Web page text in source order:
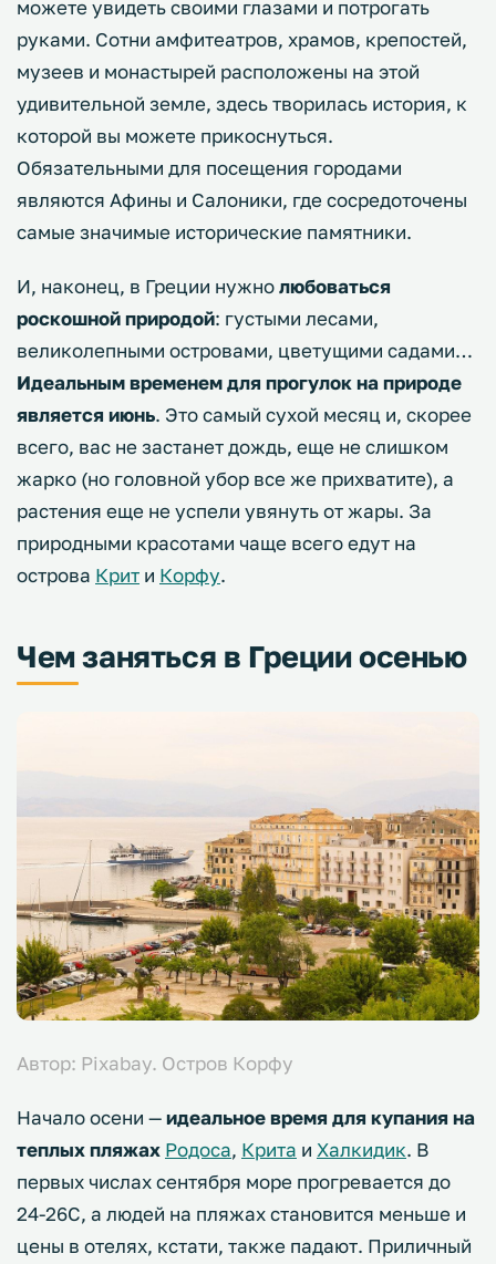
можете увидеть своими глазами и потрогать
руками. Сотни амфитеатров, храмов, крепостей,
музеев и монастырей расположены на этой
удивительной земле, здесь творилась история, к
которой вы можете прикоснуться.
Обязательными для посещения городами
являются Афины и Салоники, где сосредоточены
самые значимые исторические памятники.
И, наконец, в Греции нужнолюбоваться
роскошной природой: густыми лесами,
великолепными островами, цветущими садами…
Идеальным временем для прогулок на природе
является июнь. Это самый сухой месяц и, скорее
всего, вас не застанет дождь, еще не слишком
жарко (но головной убор все же прихватите), а
растения еще не успели увянуть от жары. За
природными красотами чаще всего едут на
острова Крит и Корфу.
Чем заняться в Греции осенью
Автор: Pixabay. Остров Корфу
Начало осени —идеальное время для купания на
теплых пляжах Родоса, Крита и Халкидик. В
первых числах сентября море прогревается до
24-26С, а людей на пляжах становится меньше и
цены в отелях, кстати, также падают. Приличный